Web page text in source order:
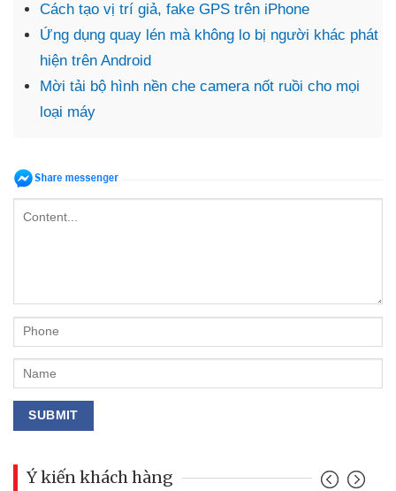
Cách tạo vị trí giả, fake GPS trên iPhone
Ứng dụng quay lén mà không lo bị người khác phát
hiện trên Android
Mời tải bộ hình nền che camera nốt ruồi cho mọi
loại máy
Ý kiến khách hàng